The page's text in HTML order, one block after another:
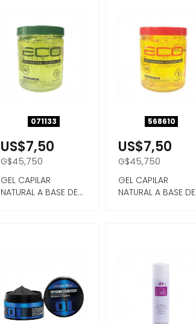
071133
US$7,50
G$45,750
GEL CAPILAR
NATURAL A BASE DE
568610
US$7,50
G$45,750
GEL CAPILAR
NATURAL A BASE DE